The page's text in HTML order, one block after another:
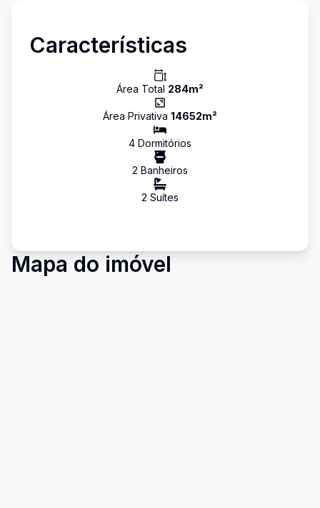
Características
Área Total 284m²
Área Privativa 14652m²
4 Dormitórios
2 Banheiros
2 Suítes
Mapa do imóvel